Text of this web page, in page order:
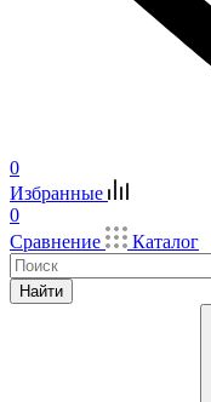
0
Избранные
0
Сравнение
Каталог
Найти